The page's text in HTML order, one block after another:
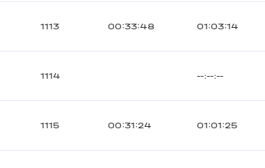
1113 00:33:48 01:03:14
1114 --:--:--
1115 00:31:24 01:01:25